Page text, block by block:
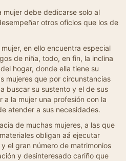
mujer debe dedicarse solo al
otros oficios que los de
en ello encuentra especial
de niña, todo, en fin, la inclina
hogar, donde ella tiene su
mujeres que por circunstancias
buscar su sustento y el de sus
la mujer una profesión con la
atender a sus necesidades.
de muchas mujeres, a las que
obligan aá ejecutar
el gran número de matrimonios
y desinteresado cariño que